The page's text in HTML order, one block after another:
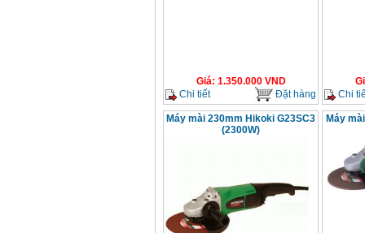
Giá: 1.350.000VND
Chi tiết
Đặt hàng
Chi
Máy mài 230mm Hikoki G23SC3
(2300W)
Máy